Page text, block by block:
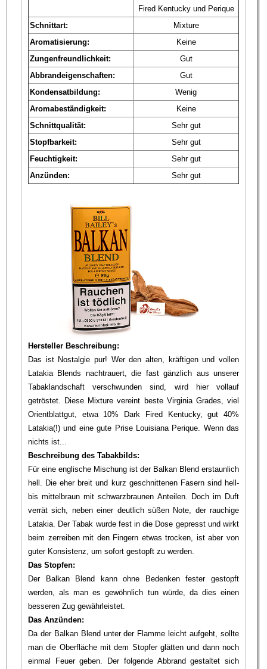
Fired Kentucky und Perique
Schnittart:
Mixture
Aromatisierung:
Keine
Zungenfreundlichkeit:
Gut
Abbrandeigenschaften:
Gut
Kondensatbildung:
Wenig
Aromabeständigkeit:
Keine
Schnittqualität:
Sehr gut
Stopfbarkeit:
Sehr gut
Feuchtigkeit:
Sehr gut
Anzünden:
Sehr gut
Hersteller Beschreibung:
Das ist Nostalgie pur! Wer den alten, kräftigen und vollen
Latakia Blends nachtrauert, die fast gänzlich aus unserer
Tabaklandschaft verschwunden sind, wird hier vollauf
getröstet. Diese Mixture vereint beste Virginia Grades, viel
Orientblattgut, etwa 10% Dark Fired Kentucky, gut 40%
Latakia(!) und eine gute Prise Louisiana Perique. Wenn das
nichts ist...
Beschreibung des Tabakbilds:
Für eine englische Mischung ist der Balkan Blend erstaunlich
hell. Die eher breit und kurz geschnittenen Fasern sind hell-
bis mittelbraun mit schwarzbraunen Anteilen. Doch im Duft
verrät sich, neben einer deutlich süßen Note, der rauchige
Latakia. Der Tabak wurde fest in die Dose gepresst und wirkt
beim zerreiben mit den Fingern etwas trocken, ist aber von
guter Konsistenz, um sofort gestopft zu werden.
Das Stopfen:
Der Balkan Blend kann ohne Bedenken fester gestopft
werden, als man es gewöhnlich tun würde, da dies einen
besseren Zug gewährleistet.
Das Anzünden:
Da der Balkan Blend unter der Flamme leicht aufgeht, sollte
man die Oberfläche mit dem Stopfer glätten und dann noch
einmal Feuer geben. Der folgende Abbrand gestaltet sich